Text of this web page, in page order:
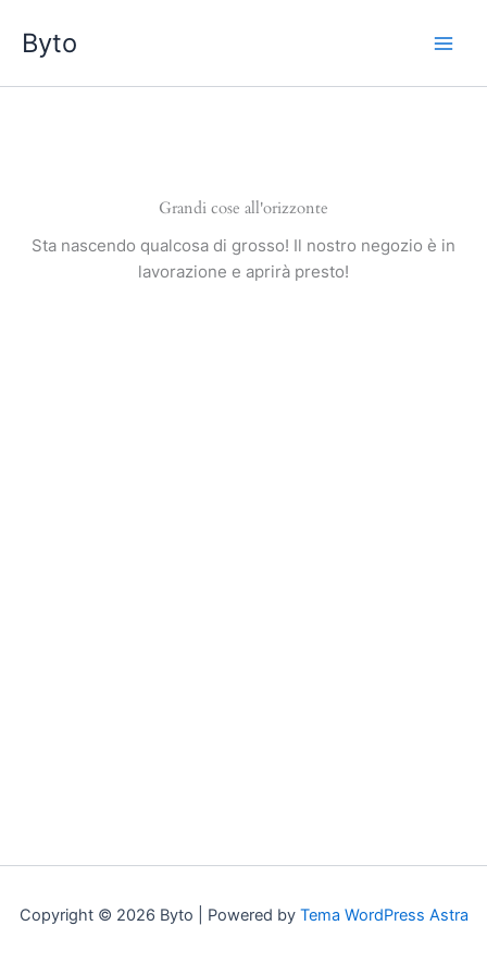
contenuto
Byto
Grandi cose all'orizzonte
Sta nascendo qualcosa di grosso! Il nostro negozio è in
lavorazione e aprirà presto!
Copyright © 2026 Byto | Powered by Tema WordPress Astra